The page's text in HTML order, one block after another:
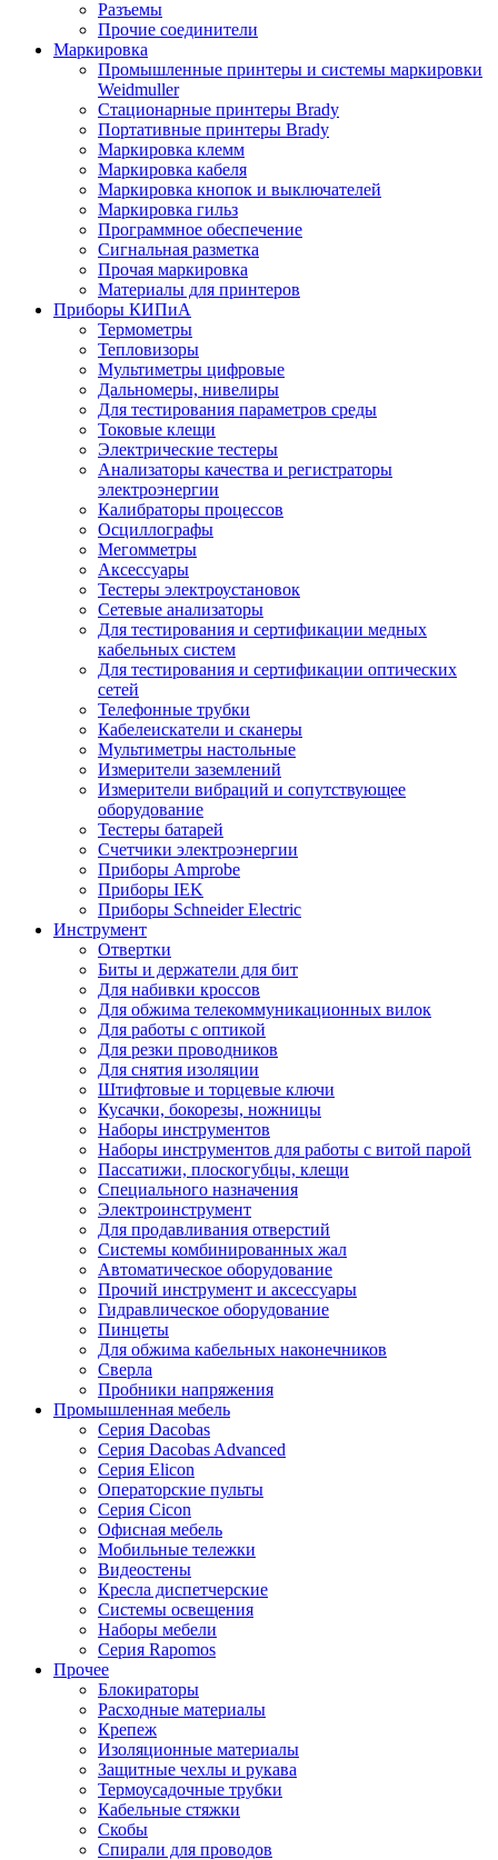
Разъемы
Прочие соединители
Маркировка
Промышленные принтеры и системы маркировки
Weidmuller
Стационарные принтеры Brady
Портативные принтеры Brady
Маркировка клемм
Маркировка кабеля
Маркировка кнопок и выключателей
Маркировка гильз
Программное обеспечение
Сигнальная разметка
Прочая маркировка
Материалы для принтеров
Приборы КИПиА
Термометры
Тепловизоры
Мультиметры цифровые
Дальномеры, нивелиры
Для тестирования параметров среды
Токовые клещи
Электрические тестеры
Анализаторы качества и регистраторы
электроэнергии
Калибраторы процессов
Осциллографы
Мегомметры
Аксессуары
Тестеры электроустановок
Сетевые анализаторы
Для тестирования и сертификации медных
кабельных систем
Для тестирования и сертификации оптических
сетей
Телефонные трубки
Кабелеискатели и сканеры
Мультиметры настольные
Измерители заземлений
Измерители вибраций и сопутствующее
оборудование
Тестеры батарей
Счетчики электроэнергии
Приборы Amprobe
Приборы IEK
Приборы Schneider Electric
Инструмент
Отвертки
Биты и держатели для бит
Для набивки кроссов
Для обжима телекоммуникационных вилок
Для работы с оптикой
Для резки проводников
Для снятия изоляции
Штифтовые и торцевые ключи
Кусачки, бокорезы, ножницы
Наборы инструментов
Наборы инструментов для работы с витой парой
Пассатижи, плоскогубцы, клещи
Специального назначения
Электроинструмент
Для продавливания отверстий
Системы комбинированных жал
Автоматическое оборудование
Прочий инструмент и аксессуары
Гидравлическое оборудование
Пинцеты
Для обжима кабельных наконечников
Сверла
Пробники напряжения
Промышленная мебель
Серия Dacobas
Серия Dacobas Advanced
Серия Elicon
Операторские пульты
Серия Cicon
Офисная мебель
Мобильные тележки
Видеостены
Кресла диспетчерские
Системы освещения
Наборы мебели
Серия Rapomos
Прочее
Блокираторы
Расходные материалы
Крепеж
Изоляционные материалы
Защитные чехлы и рукава
Термоусадочные трубки
Кабельные стяжки
Скобы
Спирали для проводов